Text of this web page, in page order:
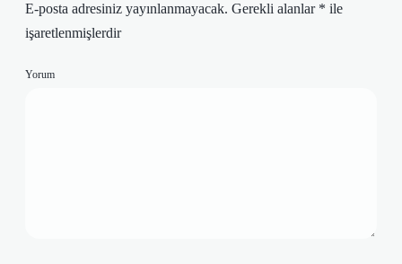
E-posta adresiniz yayınlanmayacak. Gerekli alanlar * ile
işaretlenmişlerdir
Yorum